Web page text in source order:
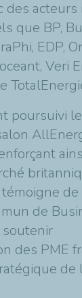
des
que BP,
EDP,
Veri
poursuivi
de
de
soutenir
des PME
de